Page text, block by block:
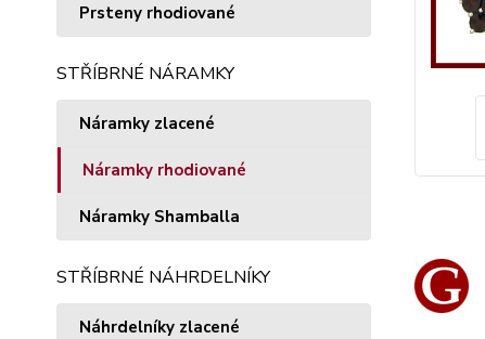
Prsteny rhodiované
STŘÍBRNÉ NÁRAMKY
Náramky zlacené
Náramky rhodiované
Náramky Shamballa
STŘÍBRNÉ NÁHRDELNÍKY
Náhrdelníky zlacené